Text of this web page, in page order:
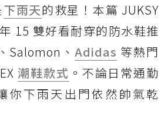
下雨天的救星！本篇 JUKSY
15 雙好看耐穿的防水鞋推
、Salomon、Adidas 等熱門
潮鞋款式 。不論日常通勤
你下雨天出門依然帥氣乾